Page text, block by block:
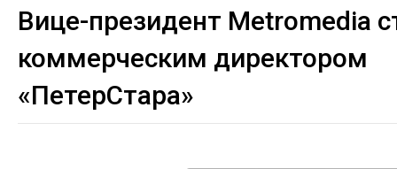
Вице-президент Metromedia
коммерческим директором
«ПетерСтара»